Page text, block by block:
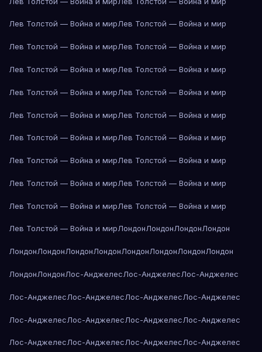
Лев Толстой — Война и мирЛев Толстой — Война и мир
Лев Толстой — Война и мирЛев Толстой — Война и мир
Лев Толстой — Война и мирЛев Толстой — Война и мир
Лев Толстой — Война и мирЛев Толстой — Война и мир
Лев Толстой — Война и мирЛев Толстой — Война и мир
Лев Толстой — Война и мирЛев Толстой — Война и мир
Лев Толстой — Война и мирЛев Толстой — Война и мир
Лев Толстой — Война и мирЛев Толстой — Война и мир
Лев Толстой — Война и мирЛев Толстой — Война и мир
Лев Толстой — Война и мирЛондонЛондонЛондонЛондон
ЛондонЛондонЛондонЛондонЛондонЛондонЛондонЛондон
ЛондонЛондонЛос-АнджелесЛос-АнджелесЛос-Анджелес
Лос-АнджелесЛос-АнджелесЛос-АнджелесЛос-Анджелес
Лос-АнджелесЛос-АнджелесЛос-АнджелесЛос-Анджелес
Лос-АнджелесЛос-АнджелесЛос-АнджелесЛос-Анджелес